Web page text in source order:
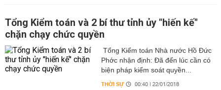
Tổng Kiểm toán và 2 bí thư tỉnh ủy "hiến kế"
chặn chạy chức quyền
Tổng Kiểm toán Nhà nước Hồ Đức
Phớc nhận định: Đã đến lúc cần có
biện pháp kiểm soát quyền...
THỜI SỰ 00:40 | 22/01/2018